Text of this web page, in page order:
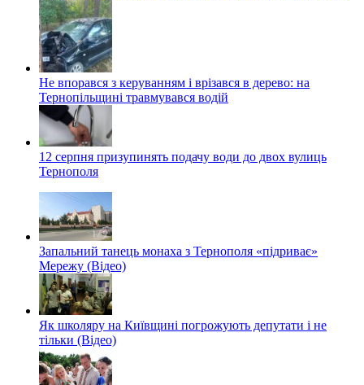
Не впорався з керуванням і врізався в дерево: на
Тернопільщині травмувався водій
12 серпня призупинять подачу води до двох вулиць
Тернополя
Запальний танець монаха з Тернополя «підриває»
Мережу (Відео)
Як школяру на Київщині погрожують депутати і не
тільки (Відео)